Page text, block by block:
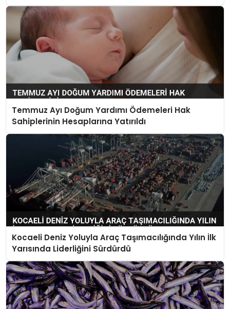
Temmuz Ayı Doğum Yardımı Ödemeleri Hak
Sahiplerinin Hesaplarına Yatırıldı
Kocaeli Deniz Yoluyla Araç Taşımacılığında Yılın İlk
Yarısında Liderliğini Sürdürdü